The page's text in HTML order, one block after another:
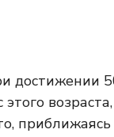
этого